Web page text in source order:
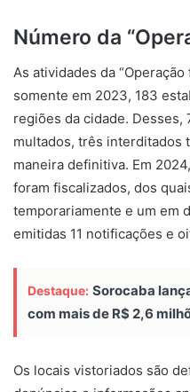
Número da
As atividades da
somente em 2023, 183
regiões da cidade. Desses,
multados, três interditados
maneira definitiva. Em
foram fiscalizados, dos
temporariamente e um em
emitidas 11 notificações e
Destaque: Sorocaba
com mais de R$ 2,6
Os locais vistoriados são